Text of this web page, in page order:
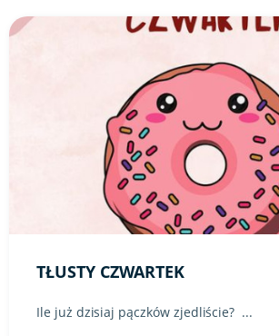
Link do artykułu "Tłusty czwartek" ze
TŁUSTY CZWARTEK
Ile już dzisiaj pączków zjedliście? ...